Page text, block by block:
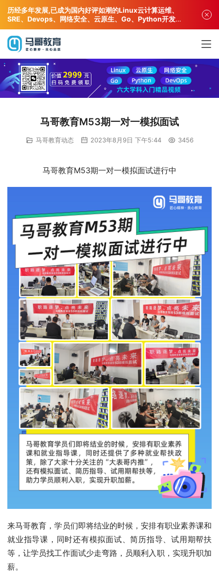
马哥教育M53期一对一模拟面试
马哥教育动态 2023年8月9日 下午5:44 3456
马哥教育M53期一对一模拟面试进行中
来马哥教育，学员们即将结业的时候，安排有职业素养课和
就业指导课，同时还有模拟面试、简历指导、试用期帮扶
等，让学员找工作面试少走弯路，员顺利入职，实现升职加
薪。
历经多年发展,已成为国内好评如潮的Linux云计算运维、
SRE、Devops、网络安全、云原生、Go、Python开发专
业人才培训机构!